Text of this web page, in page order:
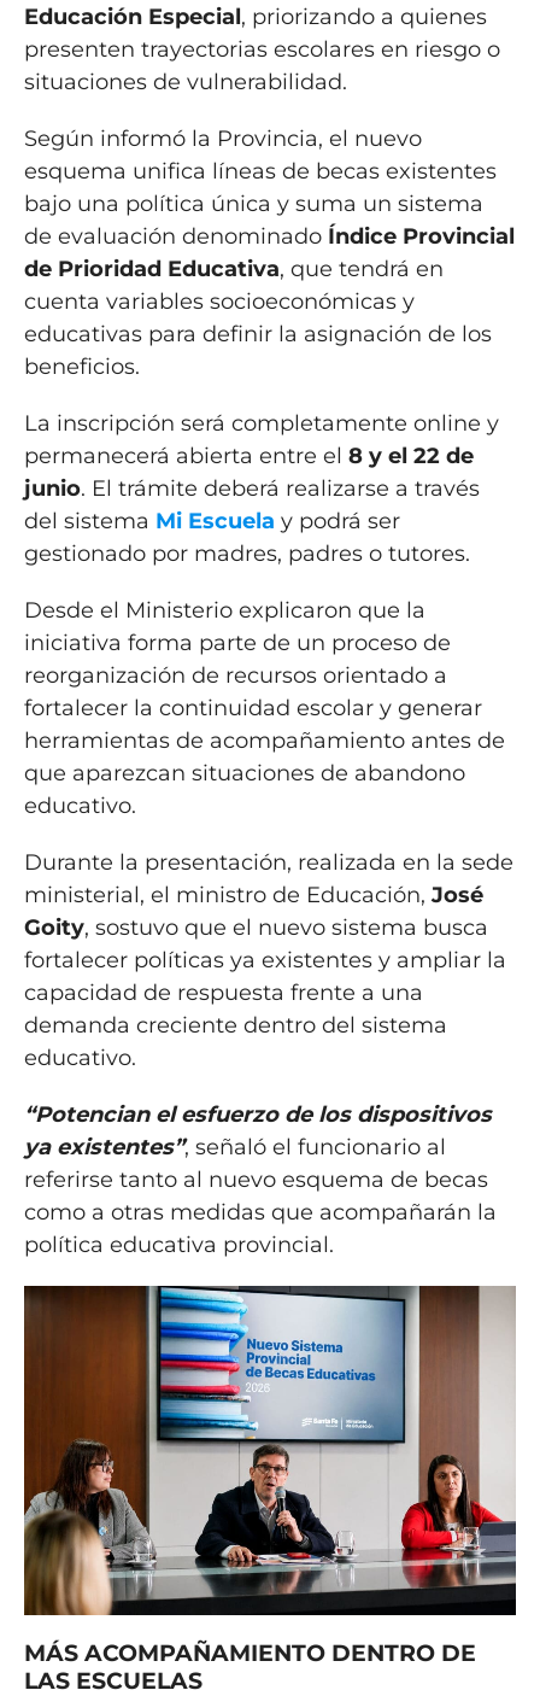
Educación Especial, priorizando a quienes
presenten trayectorias escolares en riesgo o
situaciones de vulnerabilidad.
Según informó la Provincia, el nuevo
esquema unifica líneas de becas existentes
bajo una política única y suma un sistema
de evaluación denominado Índice Provincial
de Prioridad Educativa, que tendrá en
cuenta variables socioeconómicas y
educativas para definir la asignación de los
beneficios.
La inscripción será completamente online y
permanecerá abierta entre el 8 y el 22 de
junio. El trámite deberá realizarse a través
del sistema Mi Escuela y podrá ser
gestionado por madres, padres o tutores.
Desde el Ministerio explicaron que la
iniciativa forma parte de un proceso de
reorganización de recursos orientado a
fortalecer la continuidad escolar y generar
herramientas de acompañamiento antes de
que aparezcan situaciones de abandono
educativo.
Durante la presentación, realizada en la sede
ministerial, el ministro de Educación, José
Goity, sostuvo que el nuevo sistema busca
fortalecer políticas ya existentes y ampliar la
capacidad de respuesta frente a una
demanda creciente dentro del sistema
educativo.
“Potencian el esfuerzo de los dispositivos
ya existentes”, señaló el funcionario al
referirse tanto al nuevo esquema de becas
como a otras medidas que acompañarán la
política educativa provincial.
MÁS ACOMPAÑAMIENTO DENTRO DE
LAS ESCUELAS